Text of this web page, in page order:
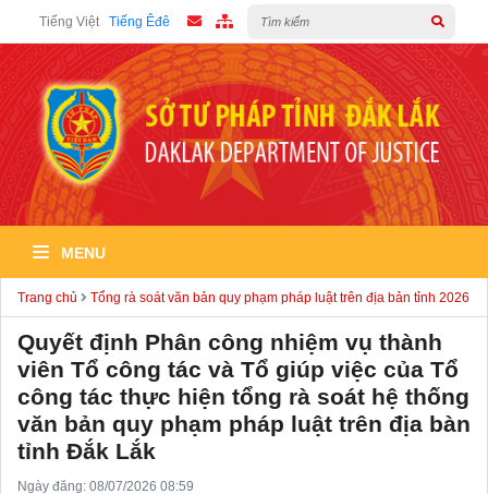
Tiếng Việt Tiếng Êđê
MENU
Trang chủ Tổng rà soát văn bản quy phạm pháp luật trên địa bản tỉnh 2026
Quyết định Phân công nhiệm vụ thành
viên Tổ công tác và Tổ giúp việc của Tổ
công tác thực hiện tổng rà soát hệ thống
văn bản quy phạm pháp luật trên địa bàn
tỉnh Đắk Lắk
Ngày đăng: 08/07/2026 08:59